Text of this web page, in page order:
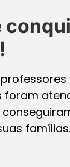
foram